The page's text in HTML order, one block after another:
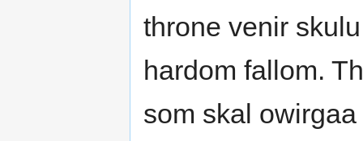
throne venir
hardom fallom.
som skal